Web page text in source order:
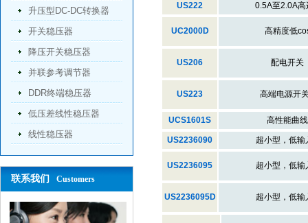
升压型DC-DC转换器
开关稳压器
降压开关稳压器
并联参考调节器
DDR终端稳压器
低压差线性稳压器
线性稳压器
联系我们 Customers
US222 0.5A至2.0A高
UC2000D 高精度低
US206 配电开关
US223 高端电源开
UCS1601S 高性能曲线
US2236090 超小型，低输
US2236095 超小型，低输
US2236095D 超小型，低输